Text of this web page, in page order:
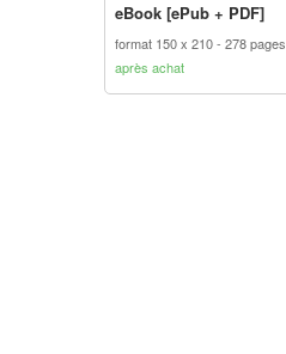
eBook [ePub + PDF]
format 150 x 210 278 pages
après achat